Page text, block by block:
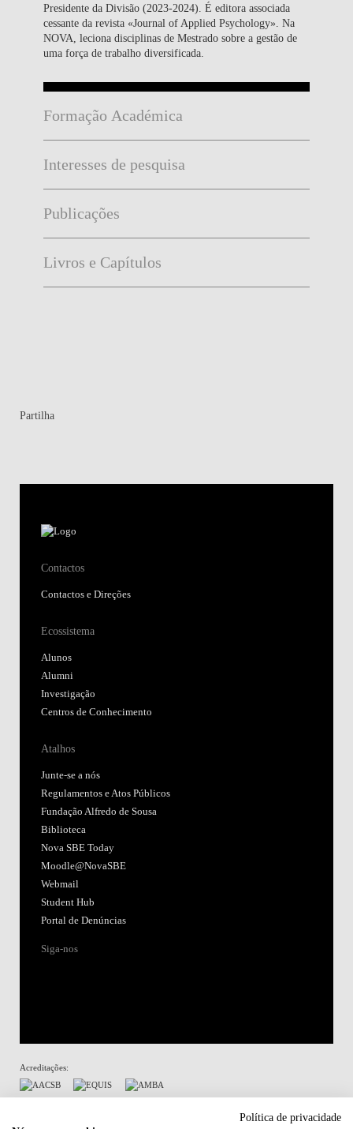
Presidente da Divisão (2023-2024). É editora associada
cessante da revista «Journal of Applied Psychology». Na
NOVA, leciona disciplinas de Mestrado sobre a gestão de
uma força de trabalho diversificada.
Formação Académica
Interesses de pesquisa
Publicações
Livros e Capítulos
Partilha
Contactos
Contactos e Direções
Ecossistema
Alunos
Alumni
Investigação
Centros de Conhecimento
Atalhos
Junte-se a nós
Regulamentos e Atos Públicos
Fundação Alfredo de Sousa
Biblioteca
Nova SBE Today
Moodle@NovaSBE
Webmail
Student Hub
Portal de Denúncias
Siga-nos
Acreditações:
Política de privacidade